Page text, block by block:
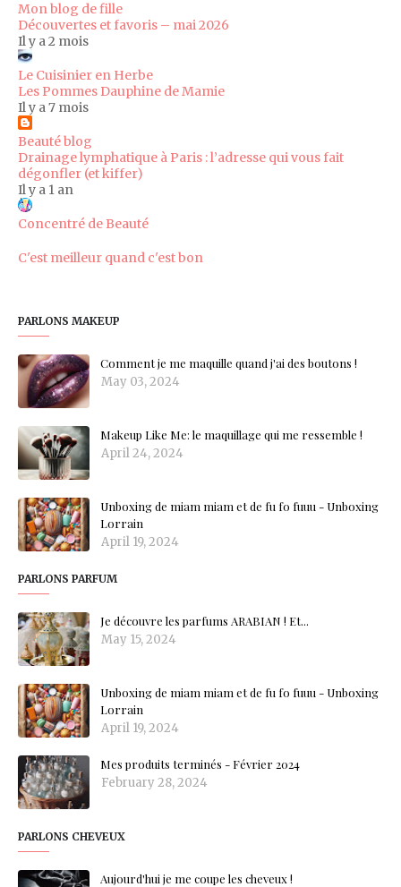
Mon blog de fille
Découvertes et favoris – mai 2026
Il y a 2 mois
Le Cuisinier en Herbe
Les Pommes Dauphine de Mamie
Il y a 7 mois
Beauté blog
Drainage lymphatique à Paris : l’adresse qui vous fait
dégonfler (et kiffer)
Il y a 1 an
Concentré de Beauté
C'est meilleur quand c'est bon
PARLONS MAKEUP
Comment je me maquille quand j'ai des boutons !
May 03, 2024
Makeup Like Me: le maquillage qui me ressemble !
April 24, 2024
Unboxing de miam miam et de fu fo fuuu - Unboxing
Lorrain
April 19, 2024
PARLONS PARFUM
Je découvre les parfums ARABIAN ! Et...
May 15, 2024
Unboxing de miam miam et de fu fo fuuu - Unboxing
Lorrain
April 19, 2024
Mes produits terminés - Février 2024
February 28, 2024
PARLONS CHEVEUX
Aujourd'hui je me coupe les cheveux !